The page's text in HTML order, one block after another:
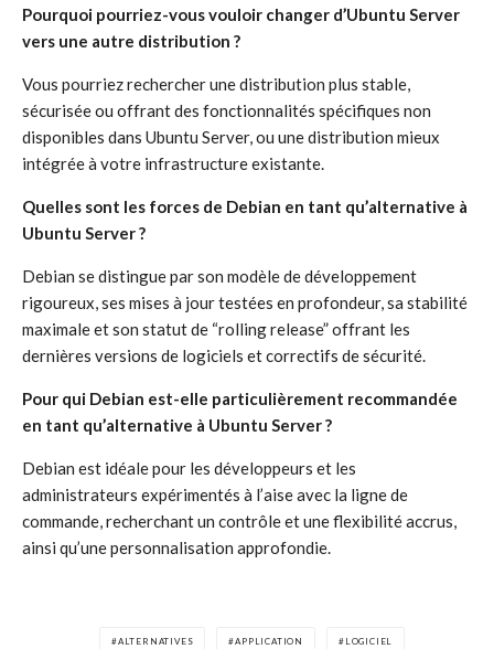
Pourquoi pourriez-vous vouloir changer d’Ubuntu Server
vers une autre distribution ?
Vous pourriez rechercher une distribution plus stable,
sécurisée ou offrant des fonctionnalités spécifiques non
disponibles dans Ubuntu Server, ou une distribution mieux
intégrée à votre infrastructure existante.
Quelles sont les forces de Debian en tant qu’alternative à
Ubuntu Server ?
Debian se distingue par son modèle de développement
rigoureux, ses mises à jour testées en profondeur, sa stabilité
maximale et son statut de “rolling release” offrant les
dernières versions de logiciels et correctifs de sécurité.
Pour qui Debian est-elle particulièrement recommandée
en tant qu’alternative à Ubuntu Server ?
Debian est idéale pour les développeurs et les
administrateurs expérimentés à l’aise avec la ligne de
commande, recherchant un contrôle et une flexibilité accrus,
ainsi qu’une personnalisation approfondie.
ALTERNATIVES APPLICATION LOGICIEL